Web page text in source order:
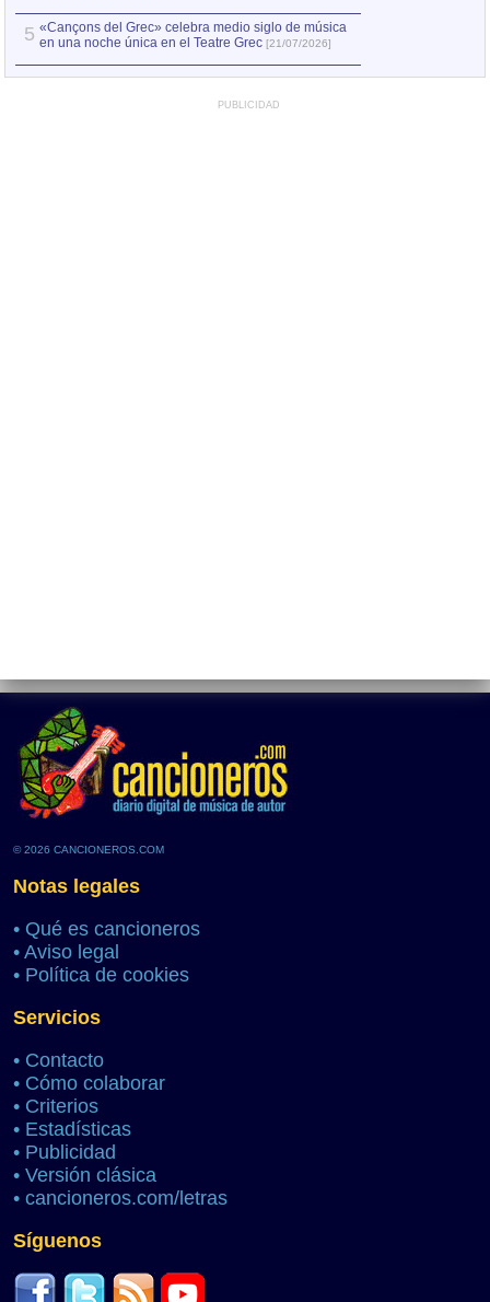
5 «Cançons del Grec» celebra medio siglo de música
en una noche única en el Teatre Grec [21/07/2026]
PUBLICIDAD
© 2026 CANCIONEROS.COM
Notas legales
• Qué es cancioneros
• Aviso legal
• Política de cookies
Servicios
• Contacto
• Cómo colaborar
• Criterios
• Estadísticas
• Publicidad
• Versión clásica
• cancioneros.com/letras
Síguenos